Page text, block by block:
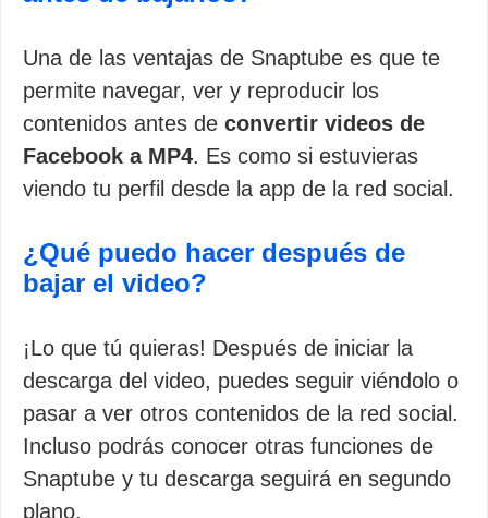
Una de las ventajas de Snaptube es que te
permite navegar, ver y reproducir los
contenidos antes de convertir videos de
Facebook a MP4. Es como si estuvieras
viendo tu perfil desde la app de la red social.
¿Qué puedo hacer después de
bajar el video?
¡Lo que tú quieras! Después de iniciar la
descarga del video, puedes seguir viéndolo o
pasar a ver otros contenidos de la red social.
Incluso podrás conocer otras funciones de
Snaptube y tu descarga seguirá en segundo
plano.